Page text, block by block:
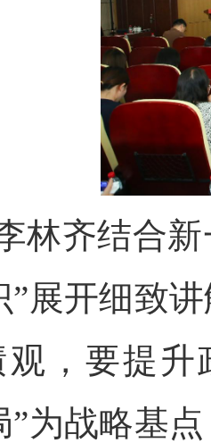
林齐结合
”展开细致
，要提
”为战略基